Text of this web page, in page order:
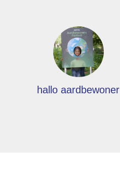
hallo aardbewoner